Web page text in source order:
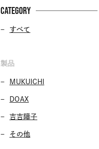
CATEGORY
すべて
製品
MUKUICHI
DOAX
吉吉障子
その他